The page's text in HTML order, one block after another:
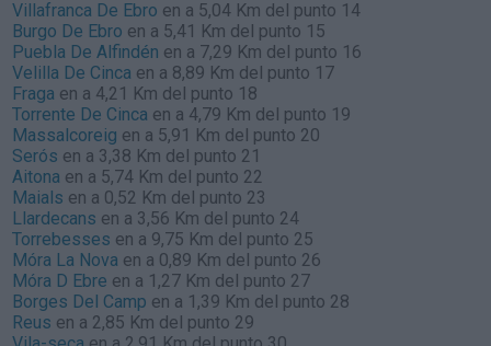
Villafranca De Ebro en a 5,04 Km del punto 14
Burgo De Ebro en a 5,41 Km del punto 15
Puebla De Alfindén en a 7,29 Km del punto 16
Velilla De Cinca en a 8,89 Km del punto 17
Fraga en a 4,21 Km del punto 18
Torrente De Cinca en a 4,79 Km del punto 19
Massalcoreig en a 5,91 Km del punto 20
Serós en a 3,38 Km del punto 21
Aitona en a 5,74 Km del punto 22
Maials en a 0,52 Km del punto 23
Llardecans en a 3,56 Km del punto 24
Torrebesses en a 9,75 Km del punto 25
Móra La Nova en a 0,89 Km del punto 26
Móra D Ebre en a 1,27 Km del punto 27
Borges Del Camp en a 1,39 Km del punto 28
Reus en a 2,85 Km del punto 29